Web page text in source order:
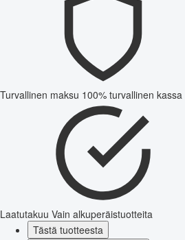
Turvallinen maksu 100% turvallinen kassa
Laatutakuu Vain alkuperäistuotteita
Tästä tuotteesta